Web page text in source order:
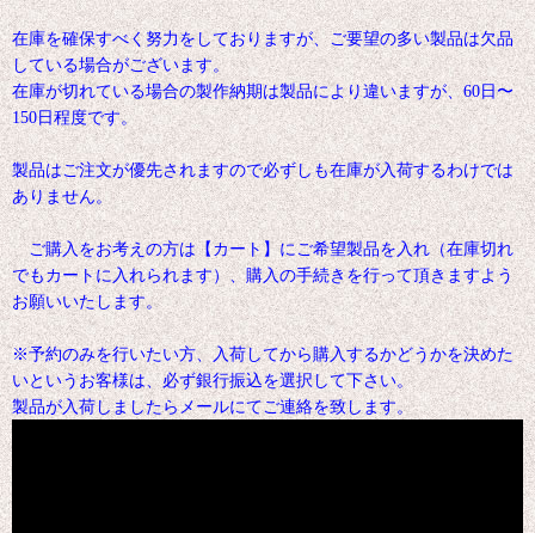
在庫を確保すべく努力をしておりますが、ご要望の多い製品は欠品
している場合がございます。
在庫が切れている場合の製作納期は製品により違いますが、60日〜
150日程度です。
製品はご注文が優先されますので必ずしも在庫が入荷するわけでは
ありません。
ご購入をお考えの方は【カート】にご希望製品を入れ（在庫切れ
でもカートに入れられます）、購入の手続きを行って頂きますよう
お願いいたします。
※予約のみを行いたい方、入荷してから購入するかどうかを決めた
いというお客様は、必ず銀行振込を選択して下さい。
製品が入荷しましたらメールにてご連絡を致します。